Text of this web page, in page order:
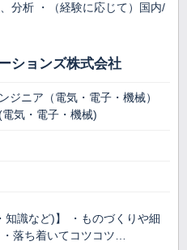
分析 ・（経験に応じて）国内/
ションズ株式会社
ジニア（電気・電子・機械）
気・電子・機械)
知識など)】 ・ものづくりや細
落ち着いてコツコツ…